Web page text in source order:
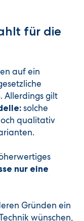
für die
auf ein
Allerdings gilt
solche
qualitativ
nur eine
Gründen ein
wünschen,